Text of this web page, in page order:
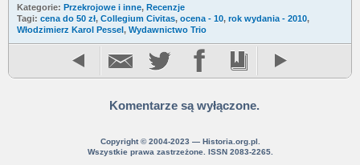
Kategorie: Przekrojowe i inne, Recenzje
Tagi: cena do 50 zł, Collegium Civitas, ocena - 10, rok wydania - 2010,
Włodzimierz Karol Pessel, Wydawnictwo Trio
Komentarze są wyłączone.
Copyright © 2004-2023 — Historia.org.pl.
Wszystkie prawa zastrzeżone. ISSN 2083-2265.